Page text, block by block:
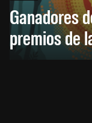
Ganadores
premios de